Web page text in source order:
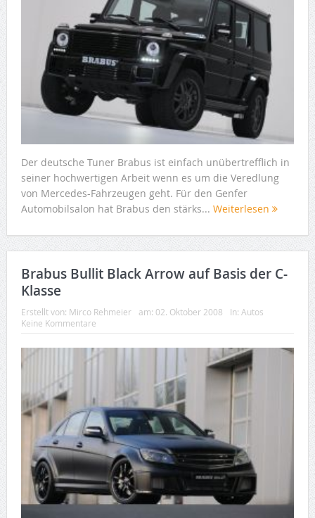
Der deutsche Tuner Brabus ist einfach unübertrefflich in
seiner hochwertigen Arbeit wenn es um die Veredlung
von Mercedes-Fahrzeugen geht. Für den Genfer
Automobilsalon hat Brabus den stärks... Weiterlesen
Brabus Bullit Black Arrow auf Basis der C-
Klasse
Erstellt von: Mirco Rehmeier am: 02. Oktober 2008 In: Autos
Keine Kommentare